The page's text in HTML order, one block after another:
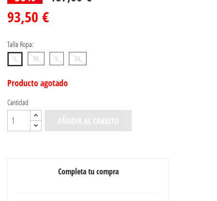
93,50 €
Talla Ropa:
S M L XL
Producto agotado
Cantidad
AÑADIR AL CARRITO
Completa tu compra